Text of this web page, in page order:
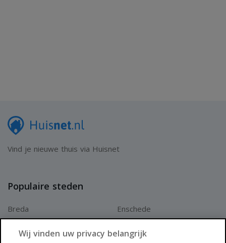
Vind je nieuwe thuis via Huisnet
Populaire steden
Breda
Enschede
Wij vinden uw privacy belangrijk